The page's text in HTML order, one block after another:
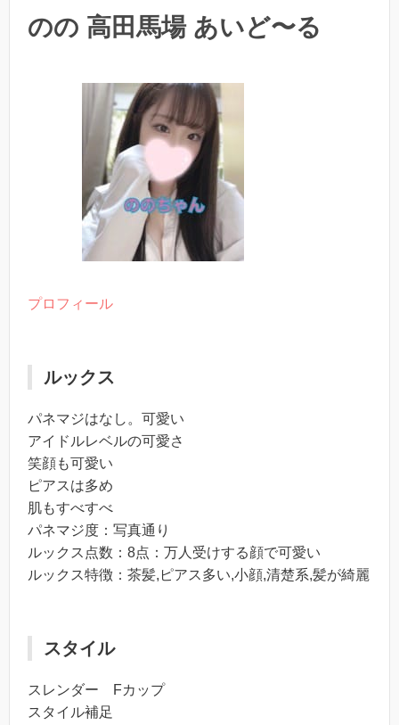
のの 高田馬場 あいど〜る
プロフィール
ルックス
パネマジはなし。可愛い
アイドルレベルの可愛さ
笑顔も可愛い
ピアスは多め
肌もすべすべ
パネマジ度：写真通り
ルックス点数：8点：万人受けする顔で可愛い
ルックス特徴：茶髪,ピアス多い,小顔,清楚系,髪が綺麗
スタイル
スレンダー Fカップ
スタイル補足